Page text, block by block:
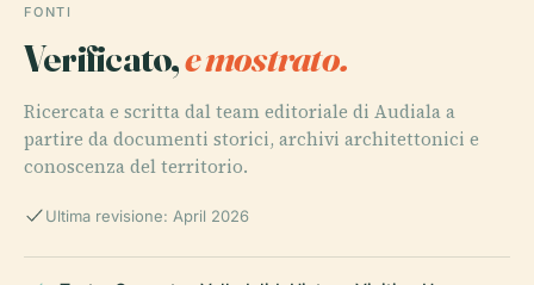
FONTI
Verificato,e mostrato.
Ricercata e scritta dal team editoriale di Audiala a
partire da documenti storici, archivi architettonici e
conoscenza del territorio.
Ultima revisione: April 2026